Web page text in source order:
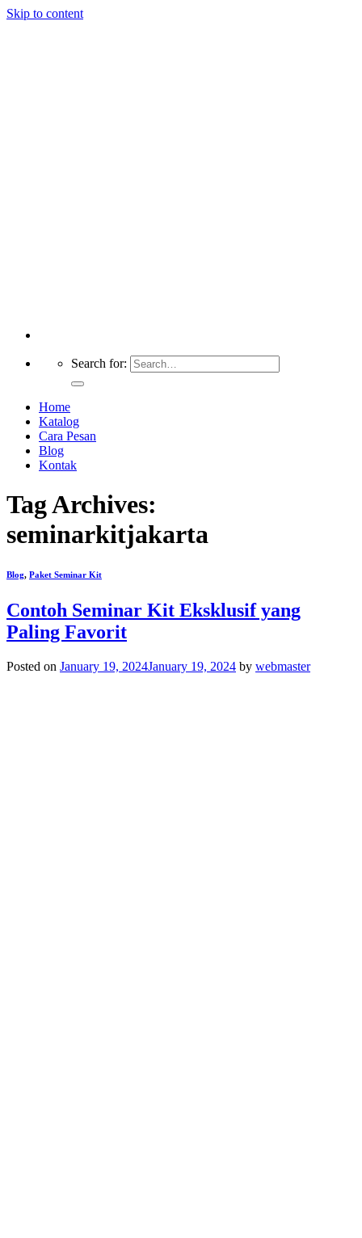
Skip to content
Search for:
Home
Katalog
Cara Pesan
Blog
Kontak
Tag Archives:
seminarkitjakarta
Blog, Paket Seminar Kit
Contoh Seminar Kit Eksklusif yang
Paling Favorit
Posted on January 19, 2024January 19, 2024 by webmaster